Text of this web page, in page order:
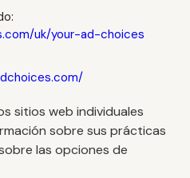
uk/your-ad-choices
sitios web individuales
sobre sus prácticas
las opciones de